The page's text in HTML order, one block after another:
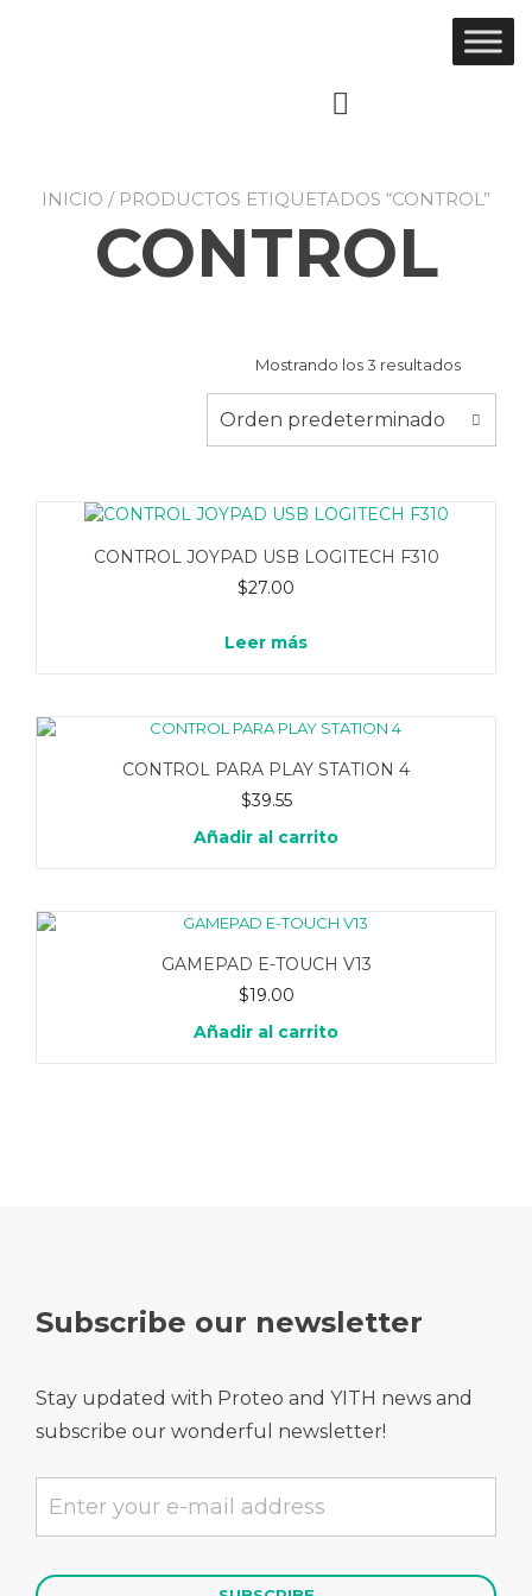
INICIO / PRODUCTOS ETIQUETADOS “CONTROL”
CONTROL
Mostrando los 3 resultados
Orden predeterminado
CONTROL JOYPAD USB LOGITECH F310
$27.00
Leer más
CONTROL PARA PLAY STATION 4
$39.55
Añadir al carrito
GAMEPAD E-TOUCH V13
$19.00
Añadir al carrito
Subscribe our newsletter
Stay updated with Proteo and YITH news and
subscribe our wonderful newsletter!